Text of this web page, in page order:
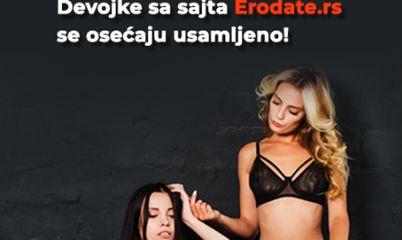
Zoli36, 38
Usrecio bi zenu koja bi zelela prirodnim
da se ostvari kao majka,takodje moze
dogovoru cekam....Kragujevac
Kragujevac